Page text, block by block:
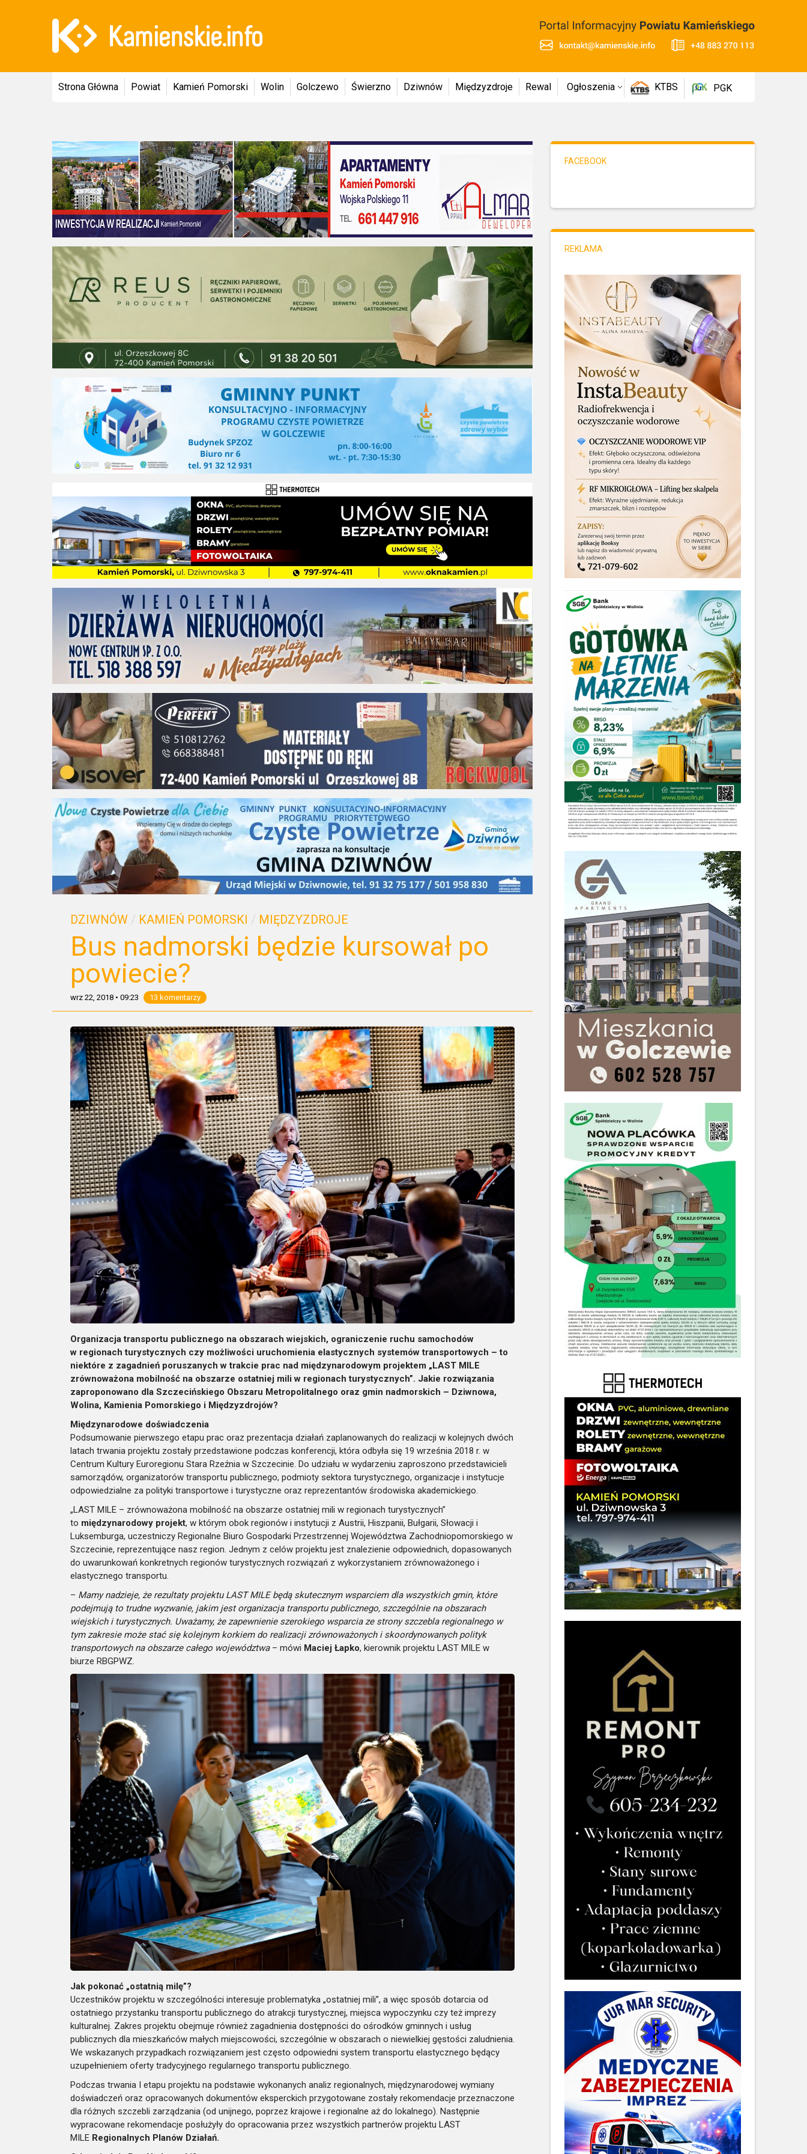
Strona Główna Powiat Kamień Pomorski Wolin Golczewo Świerzno Dziwnów Międzyzdroje Rewal Ogłoszenia KTBS PGK
DZIWNÓW / KAMIEŃ POMORSKI / MIĘDZYZDROJE
Bus nadmorski będzie kursował po
powiecie?
wrz 22, 2018 • 09:23 13 komentarzy
Organizacja transportu publicznego na obszarach wiejskich, ograniczenie ruchu samochodów
w regionach turystycznych czy możliwości uruchomienia elastycznych systemów transportowych – to
niektóre z zagadnień poruszanych w trakcie prac nad międzynarodowym projektem „LAST MILE
zrównoważona mobilność na obszarze ostatniej mili w regionach turystycznych”. Jakie rozwiązania
zaproponowano dla Szczecińskiego Obszaru Metropolitalnego oraz gmin nadmorskich – Dziwnowa,
Wolina, Kamienia Pomorskiego i Międzyzdrojów?
Międzynarodowe doświadczenia
Podsumowanie pierwszego etapu prac oraz prezentacja działań zaplanowanych do realizacji w kolejnych dwóch
latach trwania projektu zostały przedstawione podczas konferencji, która odbyła się 19 września 2018 r. w
Centrum Kultury Euroregionu Stara Rzeźnia w Szczecinie. Do udziału w wydarzeniu zaproszono przedstawicieli
samorządów, organizatorów transportu publicznego, podmioty sektora turystycznego, organizacje i instytucje
odpowiedzialne za polityki transportowe i turystyczne oraz reprezentantów środowiska akademickiego.
„LAST MILE – zrównoważona mobilność na obszarze ostatniej mili w regionach turystycznych”
to międzynarodowy projekt, w którym obok regionów i instytucji z Austrii, Hiszpanii, Bułgarii, Słowacji i
Luksemburga, uczestniczy Regionalne Biuro Gospodarki Przestrzennej Województwa Zachodniopomorskiego w
Szczecinie, reprezentujące nasz region. Jednym z celów projektu jest znalezienie odpowiednich, dopasowanych
do uwarunkowań konkretnych regionów turystycznych rozwiązań z wykorzystaniem zrównoważonego i
elastycznego transportu.
– Mamy nadzieje, że rezultaty projektu LAST MILE będą skutecznym wsparciem dla wszystkich gmin, które
podejmują to trudne wyzwanie, jakim jest organizacja transportu publicznego, szczególnie na obszarach
wiejskich i turystycznych. Uważamy, że zapewnienie szerokiego wsparcia ze strony szczebla regionalnego w
tym zakresie może stać się kolejnym korkiem do realizacji zrównoważonych i skoordynowanych polityk
transportowych na obszarze całego województwa– mówi Maciej Łapko, kierownik projektu LAST MILE w
biurze RBGPWZ.
Jak pokonać „ostatnią milę”?
Uczestników projektu w szczególności interesuje problematyka „ostatniej mili”, a więc sposób dotarcia od
ostatniego przystanku transportu publicznego do atrakcji turystycznej, miejsca wypoczynku czy też imprezy
kulturalnej. Zakres projektu obejmuje również zagadnienia dostępności do ośrodków gminnych i usług
publicznych dla mieszkańców małych miejscowości, szczególnie w obszarach o niewielkiej gęstości zaludnienia.
We wskazanych przypadkach rozwiązaniem jest często odpowiedni system transportu elastycznego będący
uzupełnieniem oferty tradycyjnego regularnego transportu publicznego.
Podczas trwania I etapu projektu na podstawie wykonanych analiz regionalnych, międzynarodowej wymiany
doświadczeń oraz opracowanych dokumentów eksperckich przygotowane zostały rekomendacje przeznaczone
dla różnych szczebli zarządzania (od unijnego, poprzez krajowe i regionalne aż do lokalnego). Następnie
wypracowane rekomendacje posłużyły do opracowania przez wszystkich partnerów projektu LAST
MILE Regionalnych Planów Działań.
FACEBOOK
REKLAMA